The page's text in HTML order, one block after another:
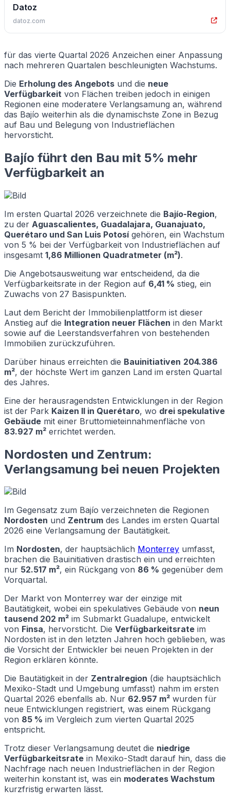
Datoz
datoz.com
für das vierte Quartal 2026 Anzeichen einer Anpassung
nach mehreren Quartalen beschleunigten Wachstums.
Die Erholung des Angebots und die neue
Verfügbarkeit von Flächen treiben jedoch in einigen
Regionen eine moderatere Verlangsamung an, während
das Bajío weiterhin als die dynamischste Zone in Bezug
auf Bau und Belegung von Industrieflächen
hervorsticht.
Bajío führt den Bau mit 5% mehr
Verfügbarkeit an
Im ersten Quartal 2026 verzeichnete die Bajío-Region,
zu der Aguascalientes, Guadalajara, Guanajuato,
Querétaro und San Luis Potosígehören, ein Wachstum
von 5 % bei der Verfügbarkeit von Industrieflächen auf
insgesamt 1,86 Millionen Quadratmeter (m²).
Die Angebotsausweitung war entscheidend, da die
Verfügbarkeitsrate in der Region auf 6,41 % stieg, ein
Zuwachs von 27 Basispunkten.
Laut dem Bericht der Immobilienplattform ist dieser
Anstieg auf die Integration neuer Flächen in den Markt
sowie auf die Leerstandsverfahren von bestehenden
Immobilien zurückzuführen.
Darüber hinaus erreichten die Bauinitiativen 204.386
m², der höchste Wert im ganzen Land im ersten Quartal
des Jahres.
Eine der herausragendsten Entwicklungen in der Region
ist der Park Kaizen II in Querétaro, wo drei spekulative
Gebäude mit einer Bruttomieteinnahmenfläche von
83.927 m² errichtet werden.
Nordosten und Zentrum:
Verlangsamung bei neuen Projekten
Im Gegensatz zum Bajío verzeichneten die Regionen
Nordosten und Zentrum des Landes im ersten Quartal
2026 eine Verlangsamung der Bautätigkeit.
Im Nordosten, der hauptsächlich Monterrey umfasst,
brachen die Bauinitiativen drastisch ein und erreichten
nur 52.517 m², ein Rückgang von 86 % gegenüber dem
Vorquartal.
Der Markt von Monterrey war der einzige mit
Bautätigkeit, wobei ein spekulatives Gebäude von neun
tausend 202 m² im Submarkt Guadalupe, entwickelt
von Finsa, hervorsticht. Die Verfügbarkeitsrate im
Nordosten ist in den letzten Jahren hoch geblieben, was
die Vorsicht der Entwickler bei neuen Projekten in der
Region erklären könnte.
Die Bautätigkeit in der Zentralregion (die hauptsächlich
Mexiko-Stadt und Umgebung umfasst) nahm im ersten
Quartal 2026 ebenfalls ab. Nur 62.957 m² wurden für
neue Entwicklungen registriert, was einem Rückgang
von 85 % im Vergleich zum vierten Quartal 2025
entspricht.
Trotz dieser Verlangsamung deutet die niedrige
Verfügbarkeitsrate in Mexiko-Stadt darauf hin, dass die
Nachfrage nach neuen Industrieflächen in der Region
weiterhin konstant ist, was ein moderates Wachstum
kurzfristig erwarten lässt.